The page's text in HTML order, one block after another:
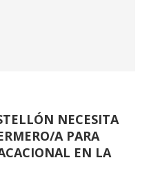
NECESITA
A PARA
EN LA